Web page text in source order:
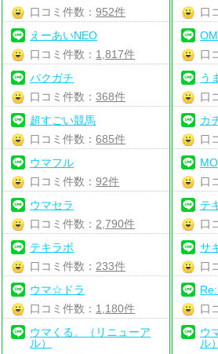
口コミ件数：952件
えーあいNEO
口コミ件数： 1,817件
バクガチ
口コミ件数：368件
超すごい競馬
口コミ件数：685件
ウマフル
口コミ件数：92件
ウマセラ
口コミ件数： 2,790件
テキラボ
口コミ件数： 233件
ウマ☆ドラ
口コミ件数： 1,180件
ウマくる。（リニューア
ル）
口
口
う
口
カ
口
口
テ
口
サ
口
口
ウ
ル）